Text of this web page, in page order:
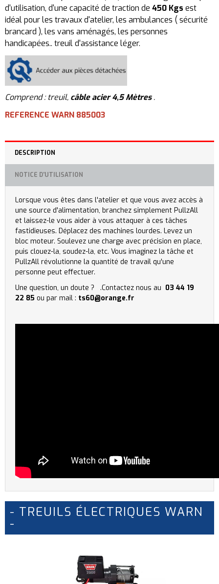
d'utilisation, d'une capacité de traction de 450 Kgs est
idéal pour les travaux d'atelier, les ambulances ( sécurité
brancard ), les vans aménagés, les personnes
handicapées.. treuil d'assistance léger.
Comprend : treuil, câble acier 4,5 Mètres.
REFERENCE WARN 885003
DESCRIPTION
NOTICE D'UTILISATION
Lorsque vous êtes dans l'atelier et que vous avez accès à
une source d'alimentation, branchez simplement PullzAll
et laissez-le vous aider à vous attaquer à ces tâches
fastidieuses. Déplacez des machines lourdes. Levez un
bloc moteur. Soulevez une charge avec précision en place,
puis clouez-la, soudez-la, etc. Vous imaginez la tâche et
PullzAll révolutionne la quantité de travail qu'une
personne peut effectuer.
Une question, un doute ? .Contactez nous au 03 44 19
22 85 ou par mail : ts60@orange.fr
- TREUILS ÉLECTRIQUES WARN
-